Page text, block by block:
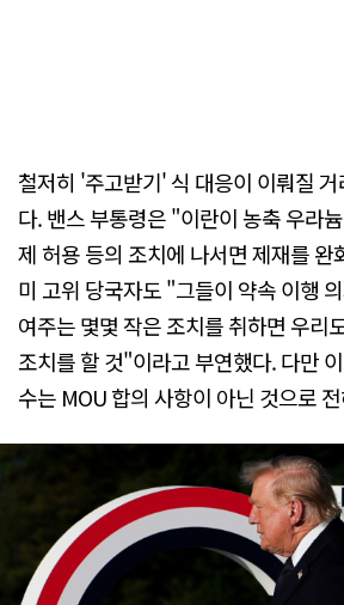
철저히 '주고받기' 식 대응이 이뤄질
다. 밴스 부통령은 "이란이 농축 우라
제 허용 등의 조치에 나서면 제재를
미 고위 당국자도 "그들이 약속 이행
여주는 몇몇 작은 조치를 취하면 우리
조치를 할 것"이라고 부연했다. 다만
수는 MOU 합의 사항이 아닌 것으로